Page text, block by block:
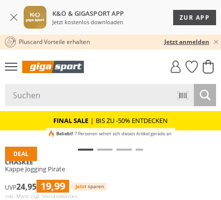
K&Ö & GIGASPORT APP
Jetzt kostenlos downloaden
ZUR APP
30 TAGE RÜCKGABERECHT
Pluscard Vorteile erhalten Jetzt anmelden
GIGASTYLE
FAHRRAD­
MUST-HAVE
FINAL SALE | BIS ZU -50% ENTDECKEN
DEAL
Beliebt! 7 Personen sehen sich diesen Artikel gerade an
CHASKEE
Kappe Jogging Pirate
UVP24,95 19,99 Jetzt sparen
inkl. Mwst zzgl. Versandkosten